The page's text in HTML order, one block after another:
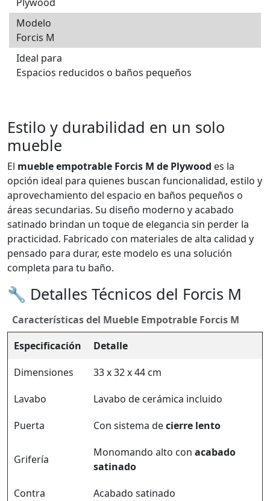
Modelo
Forcis M
Ideal para
Espacios reducidos o baños pequeños
Estilo y durabilidad en un solo
mueble
El mueble empotrable Forcis M de Plywood es la
opción ideal para quienes buscan funcionalidad, estilo y
aprovechamiento del espacio en baños pequeños o
áreas secundarias. Su diseño moderno y acabado
satinado brindan un toque de elegancia sin perder la
practicidad. Fabricado con materiales de alta calidad y
pensado para durar, este modelo es una solución
completa para tu baño.
🔧 Detalles Técnicos del Forcis M
Características del Mueble Empotrable Forcis M
Especificación
Detalle
Dimensiones
33 x 32 x 44 cm
Lavabo
Lavabo de cerámica incluido
Puerta
Con sistema decierre lento
Grifería
Monomando alto con acabado
satinado
Contra
Acabado satinado